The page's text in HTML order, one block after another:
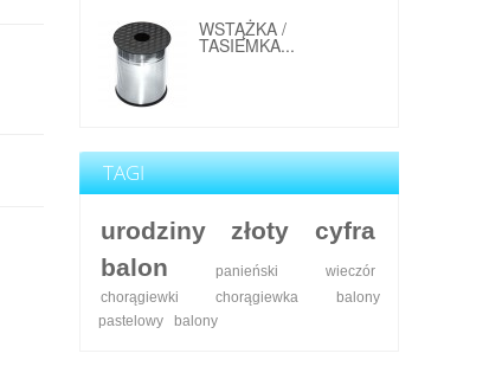
WSTĄŻKA /
TASIEMKA...
TAGI
urodziny złoty
cyfra
balon
panieński
wieczór
chorągiewki
chorągiewka
balony
pastelowy
balony